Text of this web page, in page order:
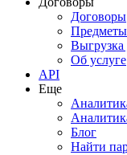
Договоры
Предметы
Выгрузка
Об услуге
API
Еще
Блог
Найти